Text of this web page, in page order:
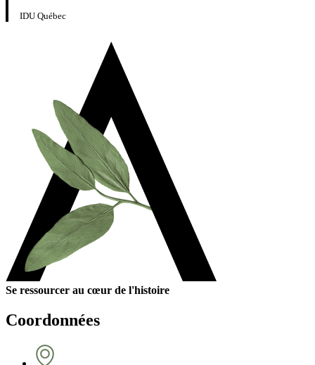
IDU Québec
Se ressourcer au cœur de l'histoire
Coordonnées